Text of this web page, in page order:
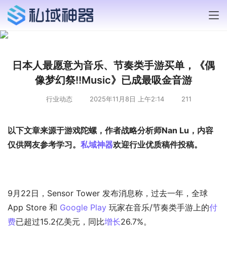
日本人最愿意为音乐、节奏类手游买单，《偶
像梦幻祭!!Music》已成最吸金音游
行业动态 2025年11月8日 上午2:14 211
以下文章来源于游戏陀螺，作者战略分析师Nan Lu，内容
仅供网友参考学习。 私域神器欢迎行业优质稿件投稿。
9月22日，Sensor Tower 发布消息称，过去一年，全球
App Store 和 Google Play 玩家在音乐/节奏类手游上的付
费已超过15.2亿美元，同比增长26.7%。